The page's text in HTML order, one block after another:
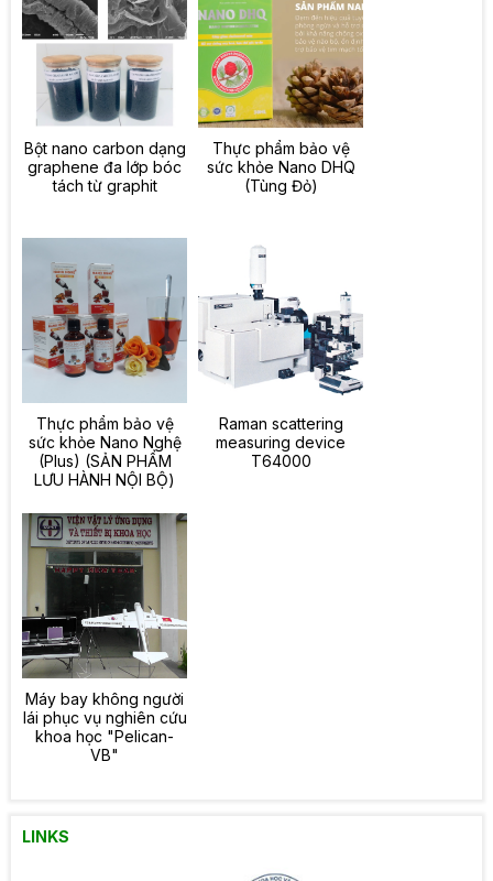
Bột nano carbon dạng
graphene đa lớp bóc
tách từ graphit
Thực phẩm bảo vệ
sức khỏe Nano DHQ
(Tùng Đỏ)
Thực phẩm bảo vệ
sức khỏe Nano Nghệ
(Plus) (SẢN PHẨM
LƯU HÀNH NỘI BỘ)
Raman scattering
measuring device
T64000
Máy bay không người
lái phục vụ nghiên cứu
khoa học "Pelican-
VB"
LINKS